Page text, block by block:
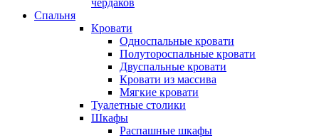
чердаков
Спальня
Кровати
Односпальные кровати
Полутороспальные кровати
Двуспальные кровати
Кровати из массива
Мягкие кровати
Туалетные столики
Шкафы
Распашные шкафы